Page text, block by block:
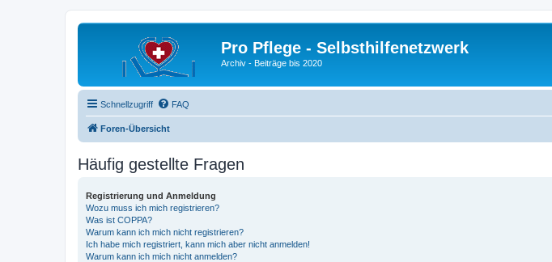
Pro Pflege - Selbsthilfenetzwerk
Archiv - Beiträge bis 2020
Schnellzugriff FAQ
Foren-Übersicht
Häufig gestellte Fragen
Registrierung und Anmeldung
Wozu muss ich mich registrieren?
Was ist COPPA?
Warum kann ich mich nicht registrieren?
Ich habe mich registriert, kann mich aber nicht anmelden!
Warum kann ich mich nicht anmelden?